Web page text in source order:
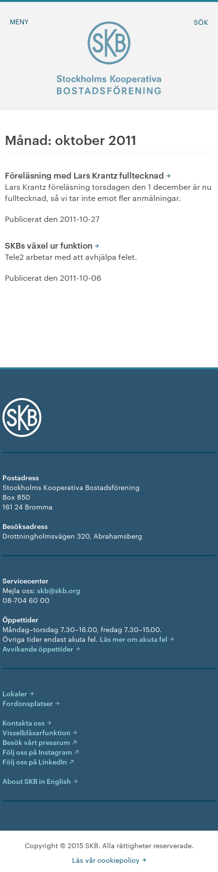
SÖK
MENY
+
Om oss
Vår boendeform
Månad: oktober 2011
Föreläsning med Lars Krantz fulltecknad
Lars Krantz föreläsning torsdagen den 1 december är nu
fulltecknad, så vi tar inte emot fler anmälningar.
Publicerat den 2011-10-27
SKBs växel ur funktion
Tele2 arbetar med att avhjälpa felet.
Publicerat den 2011-10-06
Postadress
Stockholms Kooperativa Bostadsförening
Box 850
161 24 Bromma
Besöksadress
Drottningholmsvägen 320, Abrahamsberg
Servicecenter
Mejla oss: skb@skb.org
08-704 60 00
Öppettider
Måndag–torsdag 7.30–16.00, fredag 7.30–15.00.
Övriga tider endast akuta fel. Läs mer om akuta fel
Avvikande öppettider
Lokaler
Fordonsplatser
Kontakta oss
Visselblåsarfunktion
Besök vårt pressrum
Följ oss på Instagram
Följ oss på LinkedIn
About SKB in English
Copyright © 2015 SKB. Alla rättigheter reserverade.
Läs vår cookiepolicy